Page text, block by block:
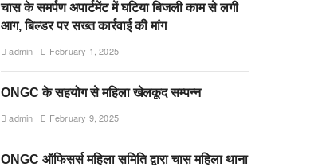
चास के समर्पण अपार्टमेंट में घटिया बिजली काम से लगी
आग, बिल्डर पर सख्त कार्रवाई की मांग
admin February 1, 2025
ONGC के सहयोग से महिला खेलकूद सम्पन्न
admin February 9, 2025
ONGC ऑफिसर्स महिला समिति द्वारा चास महिला थाना